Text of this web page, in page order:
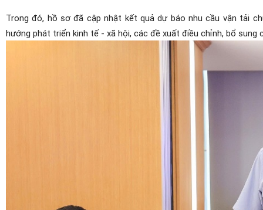
Trong đó, hồ sơ đã cập nhật kết quả dự báo nhu cầu vận tải
hướng phát triển kinh tế - xã hội, các đề xuất điều chỉnh, bổ sung